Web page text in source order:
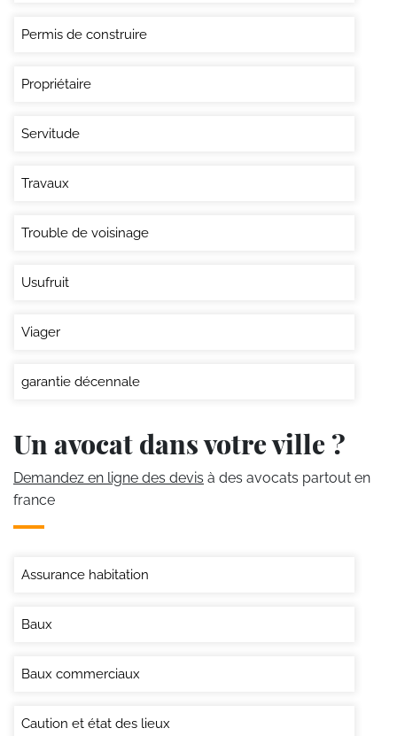
Permis de construire
Propriétaire
Servitude
Travaux
Trouble de voisinage
Usufruit
Viager
garantie décennale
Un avocat dans votre ville ?
Demandez en ligne des devis à des avocats partout en
france
Assurance habitation
Baux
Baux commerciaux
Caution et état des lieux